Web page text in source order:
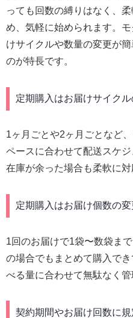
っても回数の縛りはなく、
め、気軽に始められます。
けサイクルや数量の変更が
のが特長です。
定期購入はお届けサイク
1ヶ月ごとや2ヶ月ごとなど
ペースに合わせて配送スケ
在庫が余った場合も柔軟に対
定期購入はお届け個数の
1回のお届けで1袋〜数袋ま
の場合でもまとめて購入で
べる量に合わせて無駄なく管
契約期間やお届け回数に